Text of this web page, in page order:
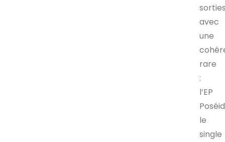
avec
une
rare
:
l’EP
le
single